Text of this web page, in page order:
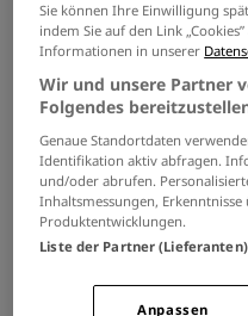
Selfkant
PASSENDE
GRENZEN
Business Zone
05.08.2026 /KHS USA Inc. /
Sie können Ihre Einwilligung
indem Sie auf den Link
Informationen in unserer
Wir und unsere Partner
Folgendes
Genaue Standortdaten
Identifikation aktiv abfragen.
und/oder abrufen.
Inhaltsmessungen,
Produktentwicklungen.
Liste der Partner (Lieferanten)
Anpassen